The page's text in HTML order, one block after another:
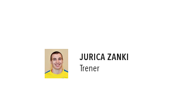
JURICA ZANKI
Trener